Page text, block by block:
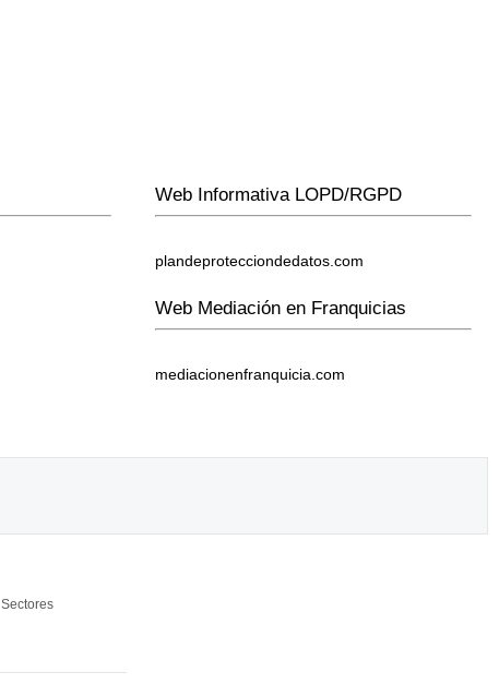
Web Informativa LOPD/RGPD
plandeprotecciondedatos.com
Web Mediación en Franquicias
mediacionenfranquicia.com
Sectores